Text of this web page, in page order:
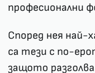
професионални
Според нея най-
са тези с по-
защото